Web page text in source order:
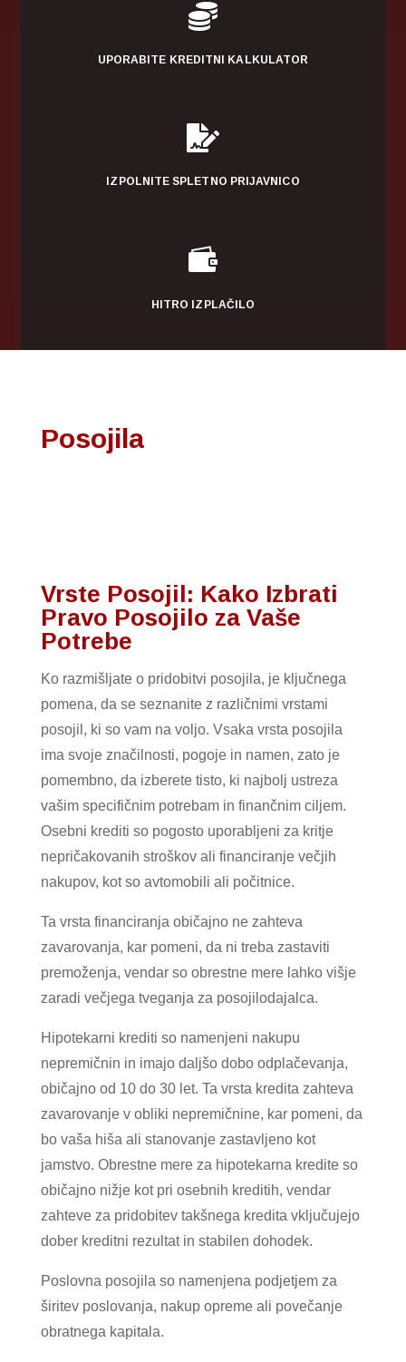

UPORABITE KREDITNI KALKULATOR

IZPOLNITE SPLETNO PRIJAVNICO

HITRO IZPLAČILO
Posojila
Vrste Posojil: Kako Izbrati
Pravo Posojilo za Vaše
Potrebe
Ko razmišljate o pridobitvi posojila, je ključnega
pomena, da se seznanite z različnimi vrstami
posojil, ki so vam na voljo. Vsaka vrsta posojila
ima svoje značilnosti, pogoje in namen, zato je
pomembno, da izberete tisto, ki najbolj ustreza
vašim specifičnim potrebam in finančnim ciljem.
Osebni krediti so pogosto uporabljeni za kritje
nepričakovanih stroškov ali financiranje večjih
nakupov, kot so avtomobili ali počitnice.
Ta vrsta financiranja običajno ne zahteva
zavarovanja, kar pomeni, da ni treba zastaviti
premoženja, vendar so obrestne mere lahko višje
zaradi večjega tveganja za posojilodajalca.
Hipotekarni krediti so namenjeni nakupu
nepremičnin in imajo daljšo dobo odplačevanja,
običajno od 10 do 30 let. Ta vrsta kredita zahteva
zavarovanje v obliki nepremičnine, kar pomeni, da
bo vaša hiša ali stanovanje zastavljeno kot
jamstvo. Obrestne mere za hipotekarna kredite so
običajno nižje kot pri osebnih kreditih, vendar
zahteve za pridobitev takšnega kredita vključujejo
dober kreditni rezultat in stabilen dohodek.
Poslovna posojila so namenjena podjetjem za
širitev poslovanja, nakup opreme ali povečanje
obratnega kapitala.